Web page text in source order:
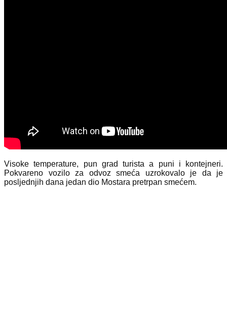
Visoke temperature, pun grad turista a puni i kontejneri.
Pokvareno vozilo za odvoz smeća uzrokovalo je da je
posljednjih dana jedan dio Mostara pretrpan smećem.